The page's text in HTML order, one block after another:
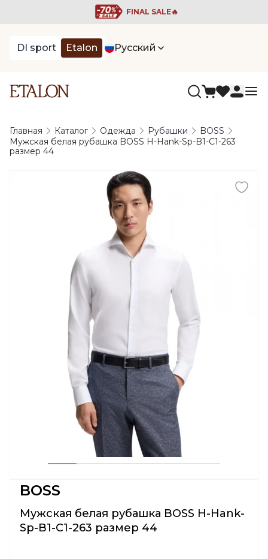
FINAL SALE🔥
DI sport Etalon Русский
Главная Каталог Одежда Рубашки
BOSS
Мужская белая рубашка BOSS H-Hank-Sp-B1-C1-263
размер 44
BOSS
Мужская белая рубашка BOSS H-Hank-
Sp-B1-C1-263 размер 44